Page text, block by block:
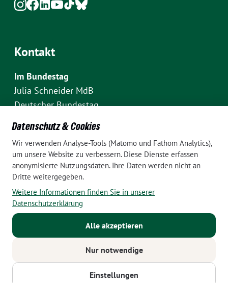
Kontakt
Im Bundestag
Julia Schneider MdB
Deutscher Bundestag
Fraktion Bündnis 90/Die Grünen
Platz der Republik 1
D-10111 Berlin
E-Mail: julia.schneider(at)bundestag.de
Telefon: +49 30 227 70907
Im Wahlkreis Pankow
Wahlkreisbüro Julia Schneider
10437 Berlin
E-Mail:julia.schneider(at)bundestag.de
Telefon: +49 152 24788799
Datenschutz & Cookies
Wir verwenden Analyse-Tools (Matomo und Fathom Analytics),
um unsere Website zu verbessern. Diese Dienste erfassen
anonymisierte Nutzungsdaten. Ihre Daten werden nicht an
Dritte weitergegeben.
Weitere Informationen finden Sie in unserer
Datenschutzerklärung
Alle akzeptieren
Nur notwendige
Einstellungen